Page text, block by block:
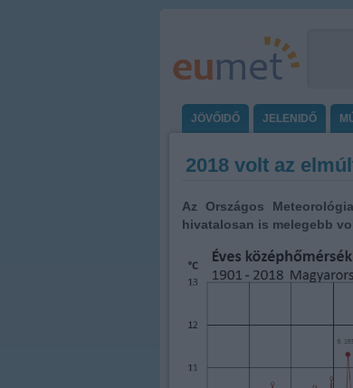
JÖVŐIDŐ JELENIDŐ
2018 volt az
Az Országos
hivatalosan is melegebb